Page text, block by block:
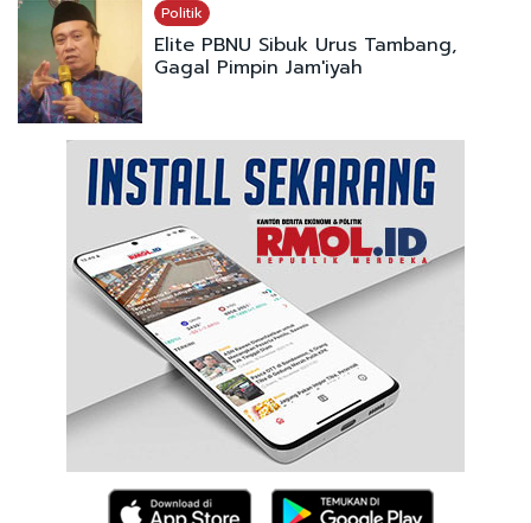
Politik
Elite PBNU Sibuk Urus Tambang,
Gagal Pimpin Jam'iyah